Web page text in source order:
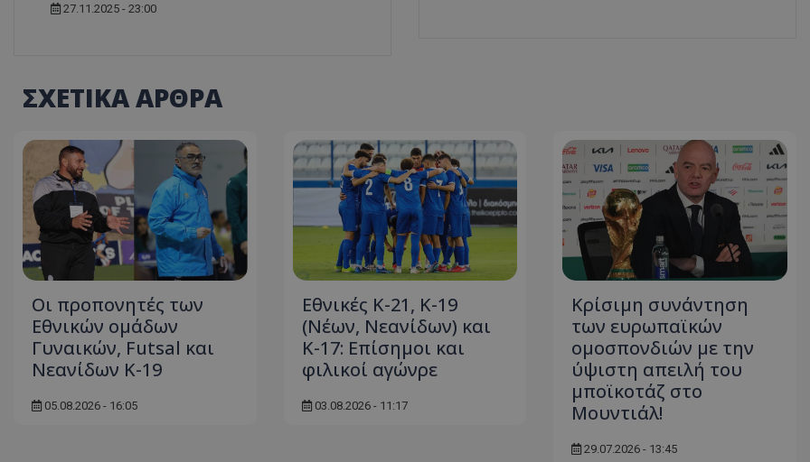
27.11.2025 - 23:00
ΣΧΕΤΙΚΑ ΑΡΘΡΑ
Οι προπονητές των
Εθνικών ομάδων
Γυναικών, Futsal και
Νεανίδων Κ-19
05.08.2026 - 16:05
Εθνικές Κ-21, Κ-19
(Νέων, Νεανίδων) και
Κ-17: Eπίσημοι και
φιλικοί αγώνρε
03.08.2026 - 11:17
Κρίσιμη συνάντηση
των ευρωπαϊκών
ομοσπονδιών με την
ύψιστη απειλή του
μποϊκοτάζ στο
Μουντιάλ!
29.07.2026 - 13:45